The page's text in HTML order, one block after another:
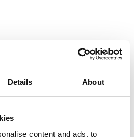
Details About
content and ads, to
besonderen Kategorien
erheben und verarbeiten,
für die folgenden
zur Erfüllung unserer
zur Durchführung des
stellen: